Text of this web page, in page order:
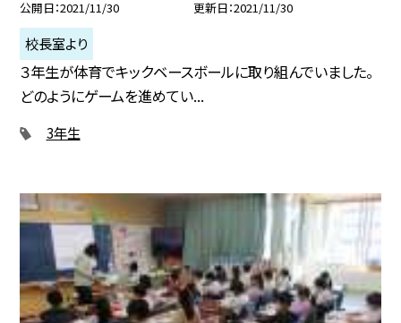
公開日 2021/11/30 更新日 2021/11/30
校長室より
３年生が体育でキックベースボールに取り組んでいました。
どのようにゲームを進めてい...
3年生